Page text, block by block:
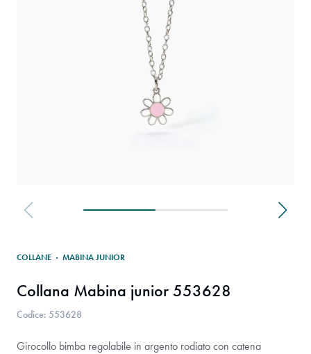
COLLANE · MABINA JUNIOR
Collana Mabina junior 553628
Codice: 553628
Girocollo bimba regolabile in argento rodiato con catena